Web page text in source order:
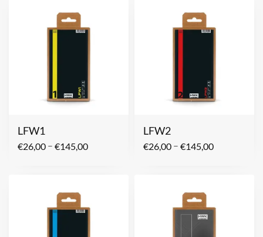
LFW1
€26,00 – €145,00
LFW2
€26,00 – €145,00